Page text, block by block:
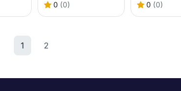
0 (0) 0 (0)
1 2